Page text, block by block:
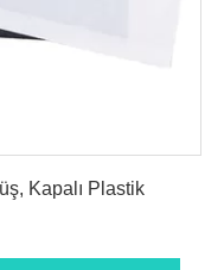
Kapalı Plastik